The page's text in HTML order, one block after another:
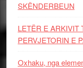
SKËNDERBEUN
LETËR E ARKIVIT
PERVJETORIN E
Oxhaku, nga